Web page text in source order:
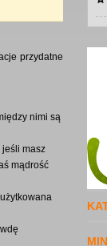
przydatne
nimi są
jeśli masz
mądrość